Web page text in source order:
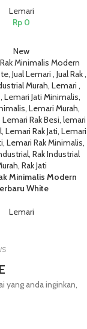
Lemari
Rp 0
New
Minimalis Modern
White
Lemari
yang anda inginkan,